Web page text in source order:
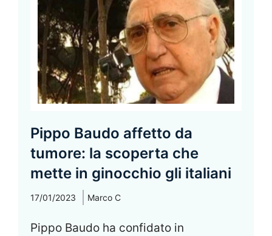
Pippo Baudo affetto da
tumore: la scoperta che
mette in ginocchio gli italiani
17/01/2023 Marco C
Pippo Baudo ha confidato in